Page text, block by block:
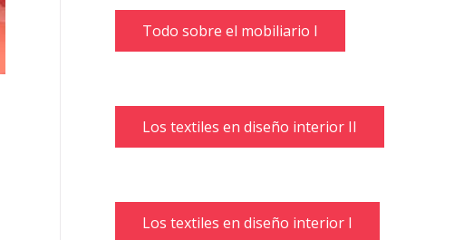
Todo sobre el mobiliario I
Los textiles en diseño interior II
Los textiles en diseño interior I